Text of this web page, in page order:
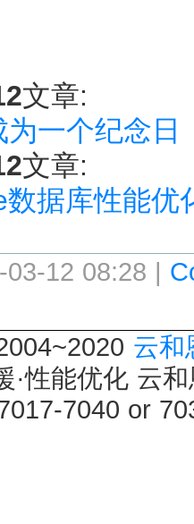
文章:
一个纪念日
文章:
数据库性能
12 08:28 |
云和
·性能优化 云
7040 or